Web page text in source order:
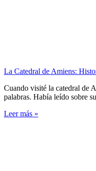
La Catedral de Amiens:
Cuando visité la catedral de
palabras. Había leído sobre
Leer más »